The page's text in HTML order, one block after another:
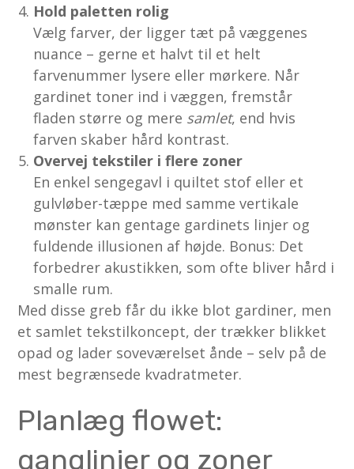
Hold paletten rolig
Vælg farver, der ligger tæt på væggenes
nuance – gerne et halvt til et helt
farvenummer lysere eller mørkere. Når
gardinet toner ind i væggen, fremstår
fladen større og mere samlet, end hvis
farven skaber hård kontrast.
Overvej tekstiler i flere zoner
En enkel sengegavl i quiltet stof eller et
gulvløber-tæppe med samme vertikale
mønster kan gentage gardinets linjer og
fuldende illusionen af højde. Bonus: Det
forbedrer akustikken, som ofte bliver hård i
smalle rum.
Med disse greb får du ikke blot gardiner, men
et samlet tekstilkoncept, der trækker blikket
opad og lader soveværelset ånde – selv på de
mest begrænsede kvadratmeter.
Planlæg flowet:
ganglinjer og zoner